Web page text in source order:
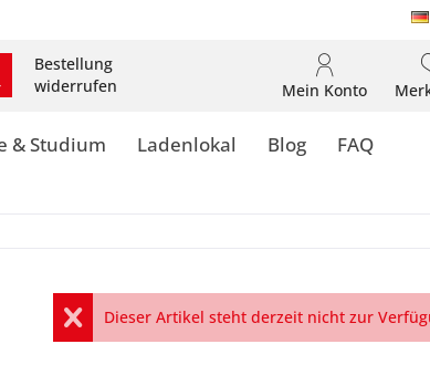
Bestellung
widerrufen
Mein Konto
& Studium Ladenlokal Blog FAQ
Dieser Artikel steht derzeit nicht zur